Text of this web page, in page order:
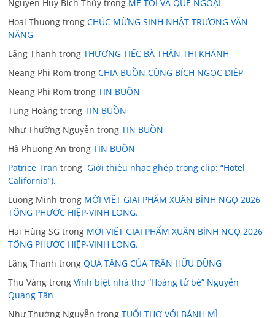
Nguyen Huy Bích Thủy trong MẸ TÔI VÀ QUÊ NGOẠI
Hoai Thuong trongCHÚC MỪNG SINH NHẬT TRƯƠNG VĂN
NĂNG
Lãng Thanh trongTHƯƠNG TIẾC BÀ THÂN THỊ KHÁNH
Neang Phi Rom trongCHIA BUỒN CÙNG BÍCH NGỌC DIỆP
Neang Phi Rom trongTIN BUỒN
Tung Hoàng trongTIN BUỒN
Như Thường Nguyễn trongTIN BUỒN
Hà Phuong An trongTIN BUỒN
Patrice Tran trong Giới thiệu nhạc ghép trong clip: “Hotel
California”).
Luong Minh trong MỜI VIẾT GIAI PHẨM XUÂN BÍNH NGỌ 2026
TỐNG PHƯỚC HIỆP-VINH LONG.
Hai Hùng SG trong MỜI VIẾT GIAI PHẨM XUÂN BÍNH NGỌ 2026
TỐNG PHƯỚC HIỆP-VINH LONG.
Lãng Thanh trongQUÀ TẶNG CỦA TRẦN HỮU DŨNG
Thu Vàng trongVĩnh biệt nhà thơ “Hoàng tử bé” Nguyễn
Quang Tấn
Như Thường Nguyễn trongTUỔI THƠ VỚI BÁNH MÌ